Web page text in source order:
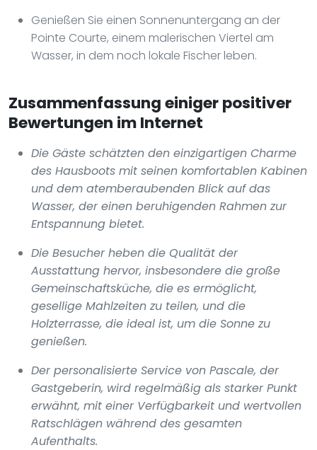
Genießen Sie einen Sonnenuntergang an der
Pointe Courte, einem malerischen Viertel am
Wasser, in dem noch lokale Fischer leben.
Zusammenfassung einiger positiver
Bewertungen im Internet
Die Gäste schätzten den einzigartigen Charme
des Hausboots mit seinen komfortablen Kabinen
und dem atemberaubenden Blick auf das
Wasser, der einen beruhigenden Rahmen zur
Entspannung bietet.
Die Besucher heben die Qualität der
Ausstattung hervor, insbesondere die große
Gemeinschaftsküche, die es ermöglicht,
gesellige Mahlzeiten zu teilen, und die
Holzterrasse, die ideal ist, um die Sonne zu
genießen.
Der personalisierte Service von Pascale, der
Gastgeberin, wird regelmäßig als starker Punkt
erwähnt, mit einer Verfügbarkeit und wertvollen
Ratschlägen während des gesamten
Aufenthalts.